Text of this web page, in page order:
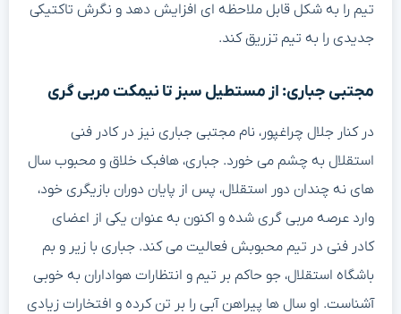
تیم را به شکل قابل ملاحظه ای افزایش دهد و نگرش تاکتیکی
جدیدی را به تیم تزریق کند.
مجتبی جباری: از مستطیل سبز تا نیمکت مربی گری
در کنار جلال چراغپور، نام مجتبی جباری نیز در کادر فنی
استقلال به چشم می خورد. جباری، هافبک خلاق و محبوب سال
های نه چندان دور استقلال، پس از پایان دوران بازیگری خود،
وارد عرصه مربی گری شده و اکنون به عنوان یکی از اعضای
کادر فنی در تیم محبوبش فعالیت می کند. جباری با زیر و بم
باشگاه استقلال، جو حاکم بر تیم و انتظارات هواداران به خوبی
آشناست. او سال ها پیراهن آبی را بر تن کرده و افتخارات زیادی